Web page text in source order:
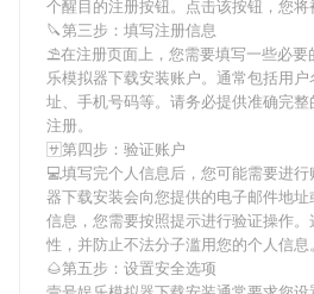
个醒目的注册按钮。点击该按钮，您将
🔪第三步：填写注册信息
⛱在注册页面上，您需要填写一些必要
乐模拟器下载安装账户。通常包括用
址、手机号码等。请务必提供准确完
注册。
🈂第四步：验证账户
💻填写完个人信息后，您可能需要进行
器下载安装会向您提供的电子邮件地
信息，您需要按照提示进行验证操作
性，并防止不法分子滥用您的个人信息。
🌰第五步：设置安全选项